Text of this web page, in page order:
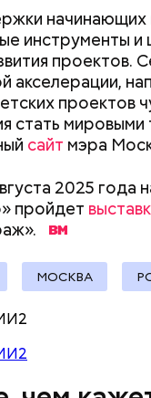
инструменты
проектов.
акселерации,
проектов
стать
сайт мэра
2025 года
пройдет
МОСКВА
услуги;
и зоотовары;
товары;
(частные
(курсы и
и косметика;
питания
магазины;
и
дома;
«Волшебный
Японии: может ли
рисовыми
похудеть